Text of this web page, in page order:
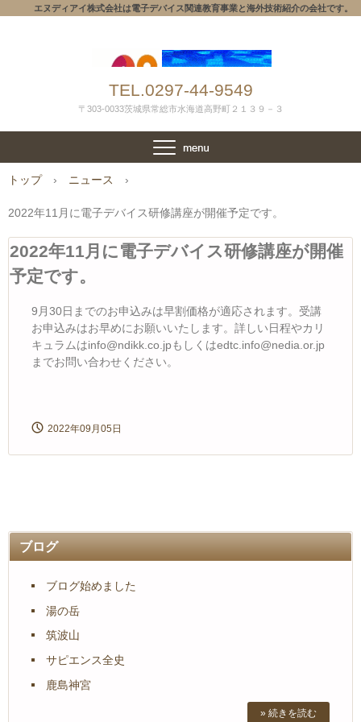
エヌディアイ株式会社は電子デバイス関連教育事業と海外技術紹介の会社です。
TEL.0297-44-9549
〒303-0033茨城県常総市水海道高野町２１３９－３
トップ › ニュース ›
2022年11月に電子デバイス研修講座が開催予定です。
2022年11月に電子デバイス研修講座が開催
予定です。
9月30日までのお申込みは早割価格が適応されます。受講
お申込みはお早めにお願いいたします。詳しい日程やカリ
キュラムはinfo@ndikk.co.jpもしくはedtc.info@nedia.or.jp
までお問い合わせください。
2022年09月05日
ブログ
ブログ始めました
湯の岳
筑波山
サピエンス全史
鹿島神宮
» 続きを読む